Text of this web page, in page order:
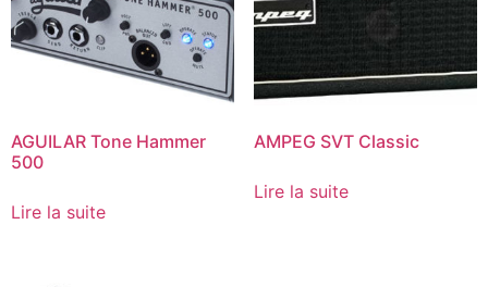
AGUILAR Tone Hammer
500
Lire la suite
AMPEG SVT Classic
Lire la suite